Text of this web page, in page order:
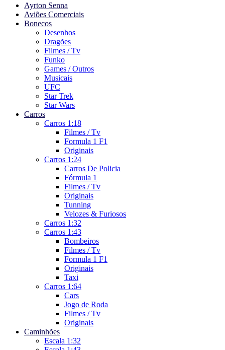
Ayrton Senna
Aviões Comerciais
Bonecos
Desenhos
Dragões
Filmes / Tv
Funko
Games / Outros
Musicais
UFC
Star Trek
Star Wars
Carros
Carros 1:18
Filmes / Tv
Formula 1 F1
Originais
Carros 1:24
Carros De Policia
Fórmula 1
Filmes / Tv
Originais
Tunning
Velozes & Furiosos
Carros 1:32
Carros 1:43
Bombeiros
Filmes / Tv
Formula 1 F1
Originais
Taxi
Carros 1:64
Cars
Jogo de Roda
Filmes / Tv
Originais
Caminhões
Escala 1:32